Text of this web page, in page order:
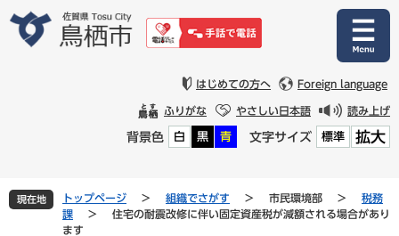
文
はじめての方へ Foreign language
ふりがな やさしい日本語 読み上げ
背景色 白 黒 青 文字サイズ 標準 拡大
現在地 トップページ > 組織でさがす > 市民環境部 >
税務
課
>
住宅の耐震改修に伴い固定資産税が減額される場合があり
ます